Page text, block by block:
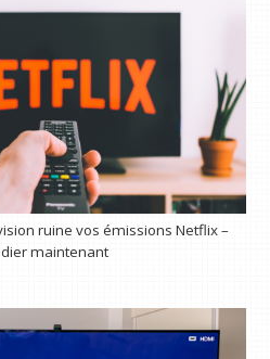
ruine vos émissions Netflix –
maintenant